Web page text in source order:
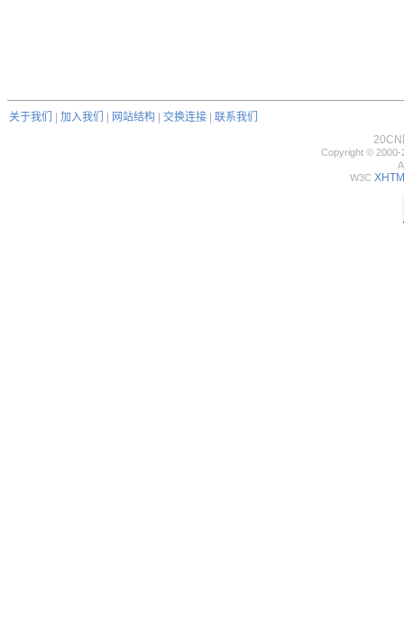
关于我们 加入我们 网站结构 交换连接
联系我们
20CN
Copyright © 2000-
W3C